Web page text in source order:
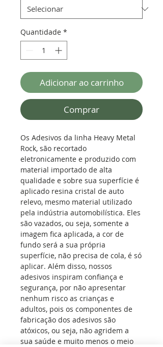
Quantidade *
Adicionar ao carrinho
Comprar
Os Adesivos da linha Heavy Metal
Rock, são recortado
eletronicamente e produzido com
material importado de alta
qualidade e sobre sua superfície é
aplicado resina cristal de auto
relevo, mesmo material utilizado
pela indústria automobilística. Eles
são vazados, ou seja, somente a
imagem fica aplicada, a cor de
fundo será a sua própria
superfície, não precisa de cola, é só
aplicar. Além disso, nossos
adesivos inspiram confiança e
segurança, por não apresentar
nenhum risco as crianças e
adultos, pois os componentes de
fabricação dos adesivos são
atóxicos, ou seja, não agridem a
sua saúde e muito menos o meio